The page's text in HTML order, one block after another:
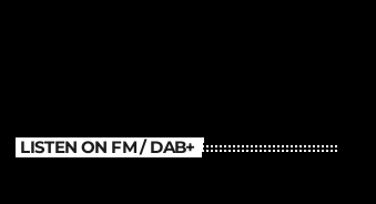
LISTEN ON FM / DAB+